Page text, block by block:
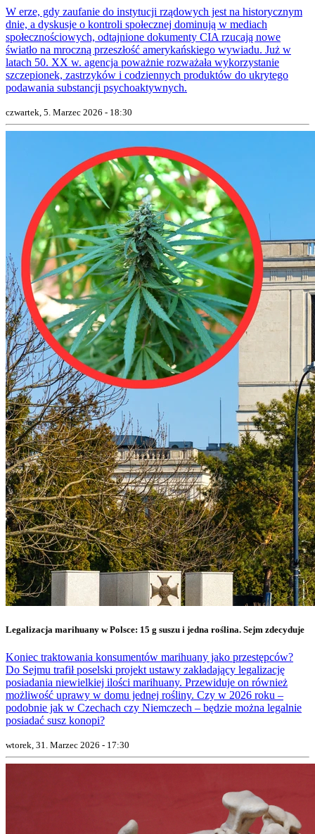
W erze, gdy zaufanie do instytucji rządowych jest na historycznym
dnie, a dyskusje o kontroli społecznej dominują w mediach
społecznościowych, odtajnione dokumenty CIA rzucają nowe
światło na mroczną przeszłość amerykańskiego wywiadu. Już w
latach 50. XX w. agencja poważnie rozważała wykorzystanie
szczepionek, zastrzyków i codziennych produktów do ukrytego
podawania substancji psychoaktywnych.
czwartek, 5. Marzec 2026 - 18:30
Legalizacja marihuany w Polsce: 15 g suszu i jedna roślina. Sejm zdecyduje
Koniec traktowania konsumentów marihuany jako przestępców?
Do Sejmu trafił poselski projekt ustawy zakładający legalizację
posiadania niewielkiej ilości marihuany. Przewiduje on również
możliwość uprawy w domu jednej rośliny. Czy w 2026 roku –
podobnie jak w Czechach czy Niemczech – będzie można legalnie
posiadać susz konopi?
wtorek, 31. Marzec 2026 - 17:30